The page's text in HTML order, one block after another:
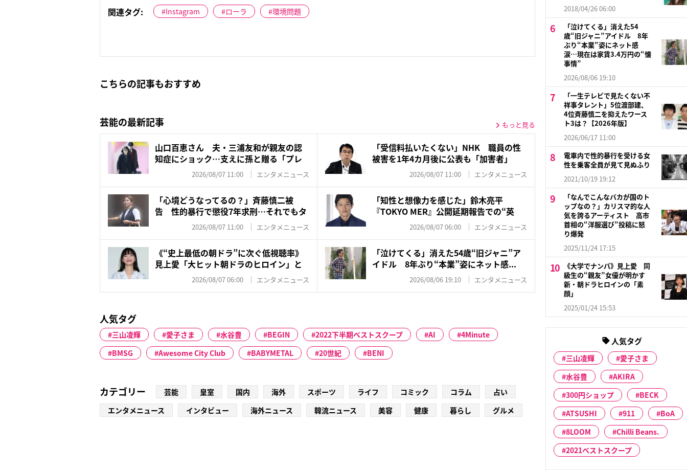
関連タグ: Instagram ローラ 環境問題
こちらの記事もおすすめ
芸能の最新記事 もっと見る
山口百恵さん 夫・三浦友和が親友の認
知症にショック…支えに孫と贈る「プレ
2026/08/07 11:00 エンタメニュース
「受信料払いたくない」NHK 職員の性
被害を1年4カ月後に公表も「加害者」
2026/08/07 11:00 エンタメニュース
「心境どうなってるの？」斉藤慎二被
告 性的暴行で懲役7年求刑…それでもタ
2026/08/07 11:00 エンタメニュース
「知性と想像力を感じた」鈴木亮平
『TOKYO MER』公開延期報告での“英
2026/08/07 06:00 エンタメニュース
《“史上最低の朝ドラ”に次ぐ低視聴率》
見上愛「大ヒット朝ドラのヒロイン」と
2026/08/07 06:00 エンタメニュース
「泣けてくる」消えた54歳“旧ジャニ”ア
イドル 8年ぶり“本業”姿にネット感...
2026/08/06 19:10 エンタメニュース
人気タグ
三山凌輝 愛子さま 水谷豊 BEGIN 2022下半期ベストスクープ AI
4Minute
BMSG
Awesome City Club BABYMETAL 20世紀 BENI
カテゴリー 芸能 皇室 国内 海外 スポーツ ライフ コミック コラム
占い
エンタメニュース
インタビュー 海外ニュース 韓流ニュース 美容 健康 暮らし グルメ
2018/04/26 06:00
「泣けてくる」消えた54
歳“旧ジャニ”アイドル 8年
ぶり“本業”姿にネット感
涙…現在は家賃3.4万円の“懐
事情”
2026/08/06 19:10
「一生テレビで見たくない不
祥事タレント」5位渡部建、
4位斉藤慎二を抑えたワース
ト3は？【2026年版】
2026/06/17 11:00
電車内で性的暴行を受ける女
性を乗客全員が見て見ぬふり
2021/10/19 19:12
「なんでこんなバカが国のト
ップなの？」カリスマ的な人
気を誇るアーティスト 高市
首相の“洋服選び”投稿に怒
り爆発
2025/11/24 17:15
《大学でナンパ》見上愛 同
級生の“親友”女優が明かす
新・朝ドラヒロインの「素
顔」
2025/01/24 15:53
人気タグ
三山凌輝
愛子さま
水谷豊
AKIRA
300円ショップ
BECK
ATSUSHI
911
BoA
8LOOM
Chilli Beans.
2021ベストスクープ